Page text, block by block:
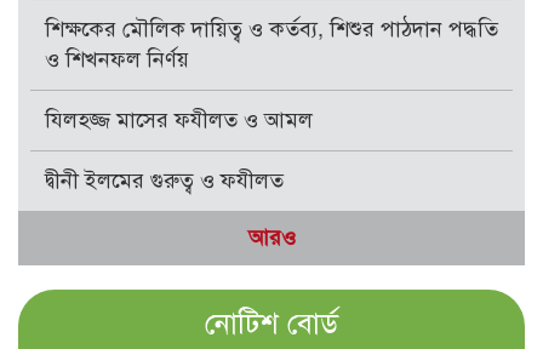
শিক্ষকের মৌলিক দায়িত্ব ও কর্তব্য, শিশুর পাঠদান পদ্ধতি
ও শিখনফল নির্ণয়
যিলহজ্জ মাসের ফযীলত ও আমল
দ্বীনী ইলমের গুরুত্ব ও ফযীলত
আরও
নোটিশ বোর্ড